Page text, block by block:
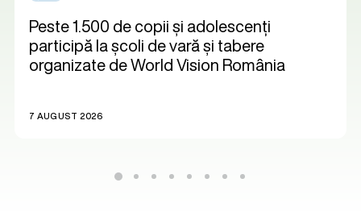
Peste 1.500 de copii și adolescenți
participă la școli de vară și tabere
organizate de World Vision România
7 AUGUST 2026